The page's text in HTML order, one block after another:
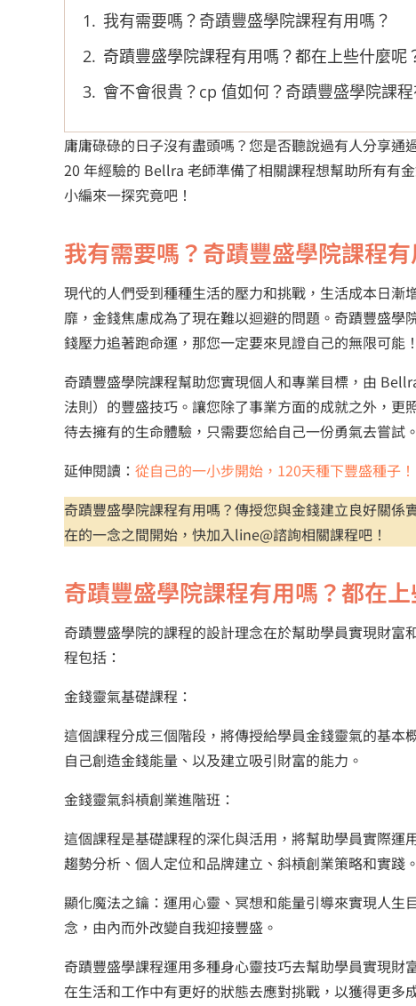
我有需要嗎？奇蹟豐盛學院課程有用嗎？
奇蹟豐盛學院課程有用嗎？都在上些什麼呢
會不會很貴？cp 值如何？奇蹟豐盛學院課程
庸庸碌碌的日子沒有盡頭嗎？您是否聽說過有人分享
20 年經驗的 Bellra 老師準備了相關課程想幫助所有有金
小編來一探究竟吧！
我有需要嗎？奇蹟豐盛學院課程有
現代的人們受到種種生活的壓力和挑戰，生活成本日
靡，金錢焦慮成為了現在難以迴避的問題。奇蹟豐盛
錢壓力追著跑命運，那您一定要來見證自己的無限可能！
奇蹟豐盛學院課程幫助您實現個人和專業目標，由
法則）的豐盛技巧。讓您除了事業方面的成就之外，
待去擁有的生命體驗，只需要您給自己一份勇氣去嘗試。
延伸閱讀： 從自己的一小步開始，120天種下豐盛種子！
奇蹟豐盛學院課程有用嗎？傳授您與金錢建立良好關
在的一念之間開始，快加入line@諮詢相關課程吧！
奇蹟豐盛學院課程有用嗎？都在上
奇蹟豐盛學院的課程的設計理念在於幫助學員實現財
程包括：
金錢靈氣基礎課程：
這個課程分成三個階段，將傳授給學員金錢靈氣的基
自己創造金錢能量、以及建立吸引財富的能力。
金錢靈氣斜槓創業進階班：
這個課程是基礎課程的深化與活用，將幫助學員實際
趨勢分析、個人定位和品牌建立、斜槓創業策略和實踐。
顯化魔法之鑰：運用心靈、冥想和能量引導來實現人
念，由內而外改變自我迎接豐盛。
奇蹟豐盛學課程運用多種身心靈技巧去幫助學員實現
在生活和工作中有更好的狀態去應對挑戰，以獲得更多